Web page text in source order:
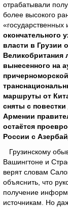
отрабатывали
более высокого
«государственных
окончательного
власти в Грузии
Великобритания
вынесенного на
маршруты от
сняты с
Армении
остаётся
России с
Грузинскому
Вашингтоне и
верят словам
объяснить, что
получение
источникам. Но